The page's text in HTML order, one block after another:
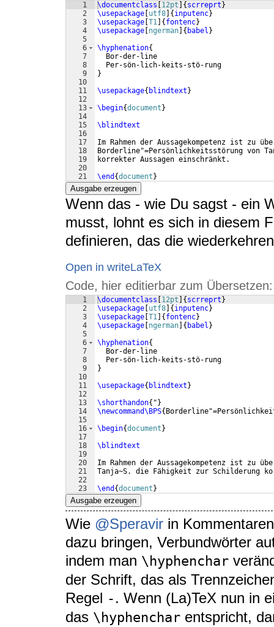
1
2
3
4
5
6
7
8
9
10
11
12
13
14
15
16
17
18
19
20
21
\documentclass 12pt { scrreprt }
\usepackage utf8 { inputenc}
\usepackage T1 { fontenc}
\usepackage ngerman { babel }
\hyphenation{
  Bor-der-line
  Per-sön-lich-keits-stö-rung
}
\usepackage{ blindtext }
\begin{document }
\blindtext
Im Rahmen der Aussagekompetenz ist zu
Borderline"=Persönlichkeitsstörung von
korrekter Aussagen einschränkt.
\end {document }
Ausgabe erzeugen
Wenn das - wie Du sagst - ein
musst, lohnt es sich in diesem
definieren, das die
Open in writeLaTeX
Code, hier editierbar zum Übersetzen:
1
2
3
4
5
6
7
8
9
10
11
12
13
14
15
16
17
18
19
20
21
22
23
\documentclass 12pt { scrreprt }
\usepackage utf8 { inputenc}
\usepackage T1 { fontenc}
\usepackage ngerman { babel }
\hyphenation{
  Bor-der-line
  Per-sön-lich-keits-stö-rung
}
\usepackage{ blindtext }
\shorthandon{ " }
\newcommand\BPS{
\begin{document }
\blindtext
Im Rahmen der Aussagekompetenz ist zu
Tanja~S. die Fähigkeit zur Schilderung
\end {document }
Ausgabe erzeugen
Wie @Speravir in
dazu bringen, Verbundwörter
indem man \hyphenchar
der Schrift, das als
Regel - . Wenn (La)TeX nun in
das \hyphenchar entspricht,